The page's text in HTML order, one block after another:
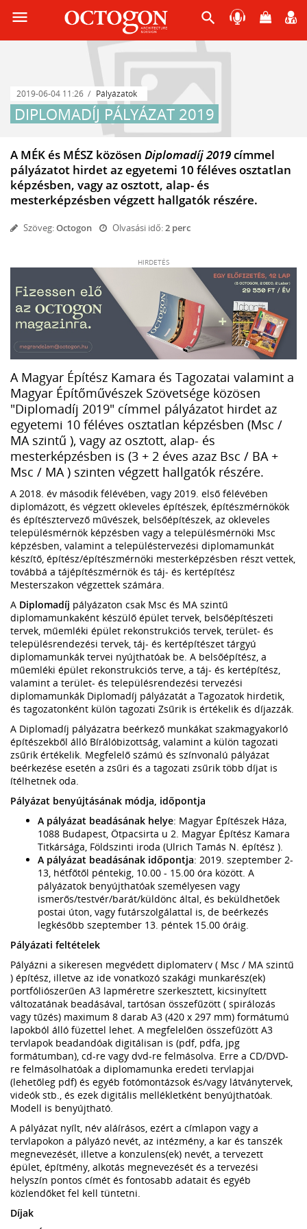
menu search
2019-06-04 11:26 Pályázatok
DIPLOMADÍJ PÁLYÁZAT 2019
A MÉK és MÉSZ közösen Diplomadíj 2019címmel
pályázatot hirdet az egyetemi 10 féléves osztatlan
képzésben, vagy az osztott, alap- és
mesterképzésben végzett hallgatók részére.
Szöveg:Octogon Olvasási idő:2 perc
HIRDETÉS
A Magyar Építész Kamara és Tagozatai valamint a
Magyar Építőművészek Szövetsége közösen
"Diplomadíj 2019" címmel pályázatot hirdet az
egyetemi 10 féléves osztatlan képzésben (Msc /
MA szintű ), vagy az osztott, alap- és
mesterképzésben is (3 + 2 éves azaz Bsc / BA +
Msc / MA ) szinten végzett hallgatók részére.
A 2018. év második félévében, vagy 2019. első félévében
diplomázott, és végzett okleveles építészek, építészmérnökök
és építésztervező művészek, belsőépítészek, az okleveles
településmérnök képzésben vagy a településmérnöki Msc
képzésben, valamint a településtervezési diplomamunkát
készítő, építész/építészmérnöki mesterképzésben részt vettek,
továbbá a tájépítészmérnök és táj- és kertépítész
Mesterszakon végzettek számára.
A Diplomadíj pályázaton csak Msc és MA szintű
diplomamunkaként készülő épület tervek, belsőépítészeti
tervek, műemléki épület rekonstrukciós tervek, terület- és
településrendezési tervek, táj- és kertépítészet tárgyú
diplomamunkák tervei nyújthatóak be. A belsőépítész, a
műemléki épület rekonstrukciós terve, a táj- és kertépítész,
valamint a terület- és településrendezési tervezési
diplomamunkák Diplomadíj pályázatát a Tagozatok hirdetik,
és tagozatonként külön tagozati Zsűrik is értékelik és díjazzák.
A Diplomadíj pályázatra beérkező munkákat szakmagyakorló
építészekből álló Bírálóbizottság, valamint a külön tagozati
zsűrik értékelik. Megfelelő számú és színvonalú pályázat
beérkezése esetén a zsűri és a tagozati zsűrik több díjat is
ítélhetnek oda.
Pályázat benyújtásának módja, időpontja
A pályázat beadásának helye: Magyar Építészek Háza,
1088 Budapest, Ötpacsirta u 2. Magyar Építész Kamara
Titkársága, Földszinti iroda (Ulrich Tamás N. építész ).
A pályázat beadásának időpontja: 2019. szeptember 2-
13, hétfőtől péntekig, 10.00 - 15.00 óra között. A
pályázatok benyújthatóak személyesen vagy
ismerős/testvér/barát/küldönc által, és beküldhetőek
postai úton, vagy futárszolgálattal is, de beérkezés
legkésőbb szeptember 13. péntek 15.00 óráig.
Pályázati feltételek
Pályázni a sikeresen megvédett diplomaterv ( Msc / MA szintű
) építész, illetve az ide vonatkozó szakági munkarész(ek)
portfóliószerűen A3 lapméretre szerkesztett, kicsinyített
változatának beadásával, tartósan összefűzött ( spirálozás
vagy tűzés) maximum 8 darab A3 (420 x 297 mm) formátumú
lapokból álló füzettel lehet. A megfelelően összefűzött A3
tervlapok beadandóak digitálisan is (pdf, pdfa, jpg
formátumban), cd-re vagy dvd-re felmásolva. Erre a CD/DVD-
re felmásolhatóak a diplomamunka eredeti tervlapjai
(lehetőleg pdf) és egyéb fotómontázsok és/vagy látványtervek,
videók stb., és ezek digitális mellékletként benyújthatóak.
Modell is benyújtható.
A pályázat nyílt, név aláírásos, ezért a címlapon vagy a
tervlapokon a pályázó nevét, az intézmény, a kar és tanszék
megnevezését, illetve a konzulens(ek) nevét, a tervezett
épület, építmény, alkotás megnevezését és a tervezési
helyszín pontos címét és fontosabb adatait és egyéb
közlendőket fel kell tüntetni.
Díjak